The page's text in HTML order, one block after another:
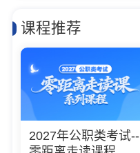
课程推荐
2027年公职类考试--